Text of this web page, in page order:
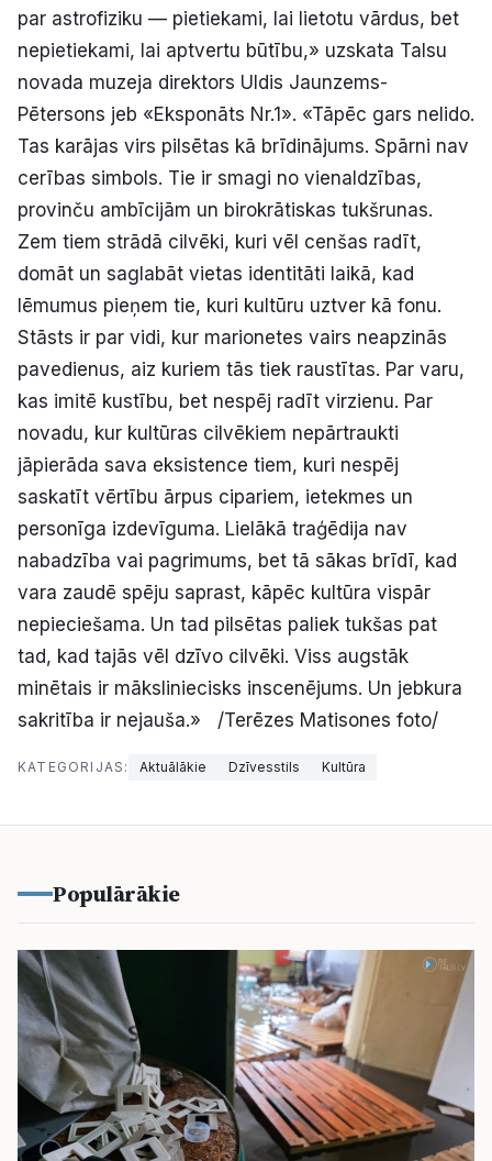
E-avīze Abonē
par astrofiziku — pietiekami, lai lietotu vārdus, bet
nepietiekami, lai aptvertu būtību,» uzskata Talsu
novada muzeja direktors Uldis Jaunzems-
Pētersons jeb «Eksponāts Nr.1». «Tāpēc gars nelido.
Tas karājas virs pilsētas kā brīdinājums. Spārni nav
cerības simbols. Tie ir smagi no vienaldzības,
provinču ambīcijām un birokrātiskas tukšrunas.
Zem tiem strādā cilvēki, kuri vēl cenšas radīt,
domāt un saglabāt vietas identitāti laikā, kad
lēmumus pieņem tie, kuri kultūru uztver kā fonu.
Stāsts ir par vidi, kur marionetes vairs neapzinās
pavedienus, aiz kuriem tās tiek raustītas. Par varu,
kas imitē kustību, bet nespēj radīt virzienu. Par
novadu, kur kultūras cilvēkiem nepārtraukti
jāpierāda sava eksistence tiem, kuri nespēj
saskatīt vērtību ārpus cipariem, ietekmes un
personīga izdevīguma. Lielākā traģēdija nav
nabadzība vai pagrimums, bet tā sākas brīdī, kad
vara zaudē spēju saprast, kāpēc kultūra vispār
nepieciešama. Un tad pilsētas paliek tukšas pat
tad, kad tajās vēl dzīvo cilvēki. Viss augstāk
minētais ir māksliniecisks inscenējums. Un jebkura
sakritība ir nejauša.» /Terēzes Matisones foto/
KATEGORIJAS: Aktuālākie Dzīvesstils Kultūra
Populārākie